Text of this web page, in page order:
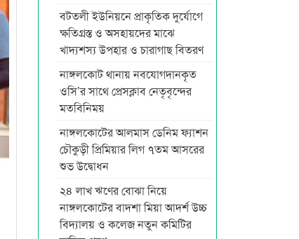
বটতলী ইউনিয়নে প্রাকৃতিক দুর্যোগে
ক্ষতিগ্রস্ত ও অসহায়দের মাঝে
খাদ্যশস্য উপহার ও চারাগাছ বিতরণ
নাঙ্গলকোট থানায় নবযোগদানকৃত
ওসি’র সাথে প্রেসক্লাব নেতৃবৃন্দের
মতবিনিময়
নাঙ্গলকোটের আলমাস ডেনিম ফ্যাশন
চৌকুড়ী প্রিমিয়ার লিগ ৭তম আসরের
শুভ উদ্বোধন
২৪ লাখ ঋণের বোঝা নিয়ে
নাঙ্গলকোটের বাদশা মিয়া আদর্শ উচ্চ
বিদ্যালয় ও কলেজ নতুন কমিটির